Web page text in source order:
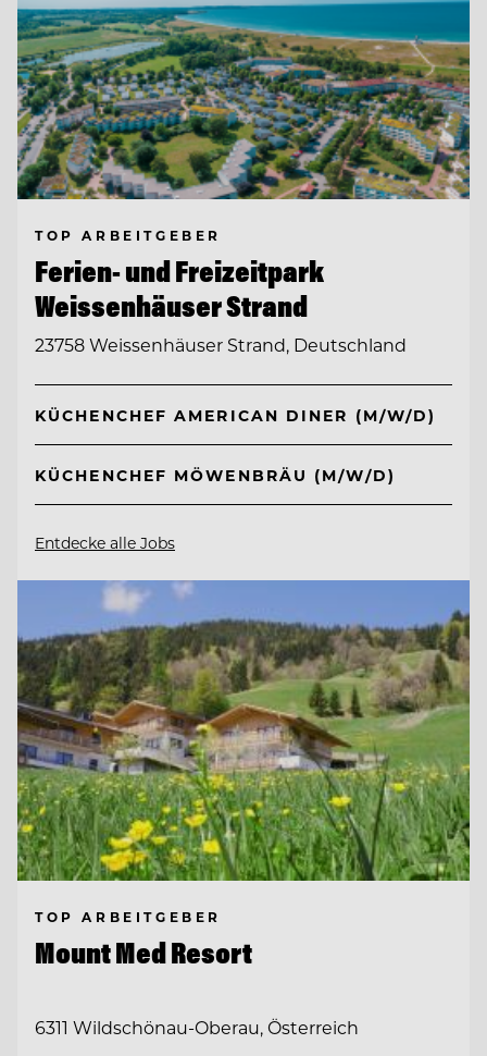
TOP ARBEITGEBER
Ferien- und Freizeitpark
Weissenhäuser Strand
23758 Weissenhäuser Strand, Deutschland
KÜCHENCHEF AMERICAN DINER (M/W/D)
KÜCHENCHEF MÖWENBRÄU (M/W/D)
Entdecke alle Jobs
TOP ARBEITGEBER
Mount Med Resort
6311 Wildschönau-Oberau, Österreich